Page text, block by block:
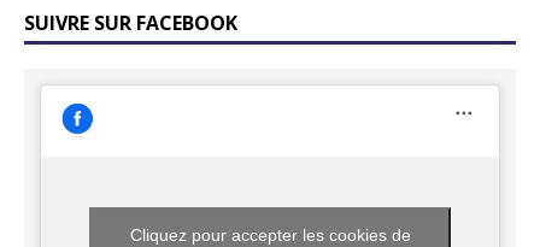
SUIVRE SUR FACEBOOK
Cliquez pour accepter les cookies de